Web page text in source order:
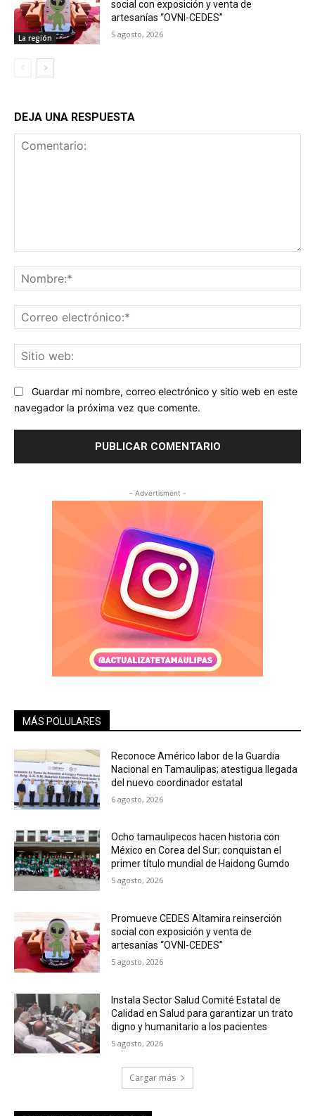
La región
social con exposición y venta de
artesanías “OVNI-CEDES”
5 agosto, 2026
DEJA UNA RESPUESTA
Guardar mi nombre, correo electrónico y sitio web en este
navegador la próxima vez que comente.
- Advertisment -
MÁS POLULARES
Reconoce Américo labor de la Guardia
Nacional en Tamaulipas; atestigua llegada
del nuevo coordinador estatal
6 agosto, 2026
Ocho tamaulipecos hacen historia con
México en Corea del Sur; conquistan el
primer título mundial de Haidong Gumdo
5 agosto, 2026
Promueve CEDES Altamira reinserción
social con exposición y venta de
artesanías “OVNI-CEDES”
5 agosto, 2026
Instala Sector Salud Comité Estatal de
Calidad en Salud para garantizar un trato
digno y humanitario a los pacientes
5 agosto, 2026
Cargar más